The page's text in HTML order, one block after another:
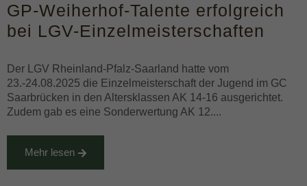
GP-Weiherhof-Talente erfolgreich
bei LGV-Einzelmeisterschaften
Der LGV Rheinland-Pfalz-Saarland hatte vom
23.-24.08.2025 die Einzelmeisterschaft der Jugend im GC
Saarbrücken in den Altersklassen AK 14-16 ausgerichtet.
Zudem gab es eine Sonderwertung AK 12....
Mehr lesen